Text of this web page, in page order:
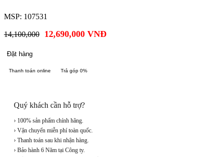
MSP: 107531
14,100,000 12,690,000 VNĐ
Đặt hàng
Thanh toán online Trả góp 0%
Quý khách cần hỗ trợ?
› 100% sản phẩm chính hãng.
› Vận chuyển miễn phí toàn quốc.
› Thanh toán sau khi nhận hàng.
› Bảo hành 6 Năm tại Công ty.